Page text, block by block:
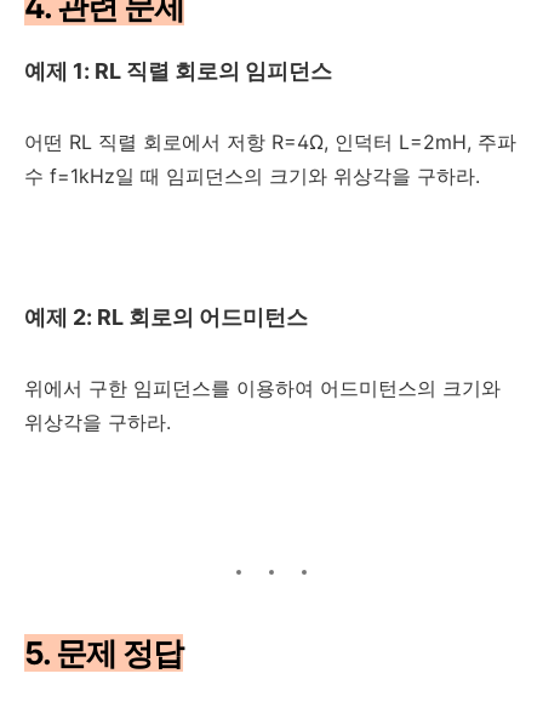
예제 1: RL 직렬 회로의 임피던스
어떤 RL 직렬 회로에서 저항 R=4Ω, 인덕터 L=2mH, 주파
수 f=1kHz일 때 임피던스의 크기와 위상각을 구하라.
예제 2: RL 회로의 어드미턴스
위에서 구한 임피던스를 이용하여 어드미턴스의 크기와
위상각을 구하라.
5. 문제 정답